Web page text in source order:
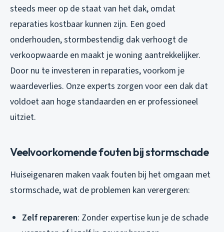
steeds meer op de staat van het dak, omdat
reparaties kostbaar kunnen zijn. Een goed
onderhouden, stormbestendig dak verhoogt de
verkoopwaarde en maakt je woning aantrekkelijker.
Door nu te investeren in reparaties, voorkom je
waardeverlies. Onze experts zorgen voor een dak dat
voldoet aan hoge standaarden en er professioneel
uitziet.
Veelvoorkomende fouten bij stormschade
Huiseigenaren maken vaak fouten bij het omgaan met
stormschade, wat de problemen kan verergeren:
Zelf repareren: Zonder expertise kun je de schade